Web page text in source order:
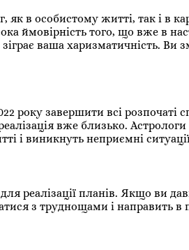
як в особистому житті, так і в
ймовірність того, що вже в
ваша харизматичність.
року завершити всі розпочаті
вже близько.
і виникнуть неприємні
реалізації планів. Якщо ви
з труднощами і направить в